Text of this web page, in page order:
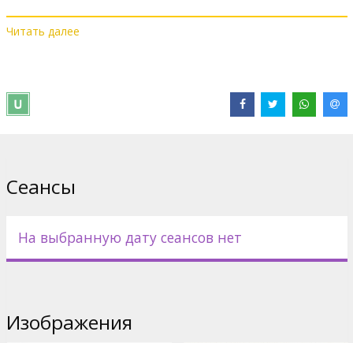
Дистрибьютор:
Читать далее
Сеансы
На выбранную дату сеансов нет
Изображения